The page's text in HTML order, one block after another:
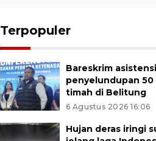
Terpopuler
Bareskrim
penyelundupan
timah di Belitung
6 Agustus 2026 16:06
Hujan deras iringi